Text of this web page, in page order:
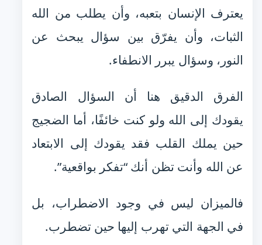
يعترف الإنسان بتعبه، وأن يطلب من الله
الثبات، وأن يفرّق بين سؤال يبحث عن
النور، وسؤال يبرر الانطفاء.
الفرق الدقيق هنا أن السؤال الصادق
يقودك إلى الله ولو كنت خائفًا، أما الضجيج
حين يملك القلب فقد يقودك إلى الابتعاد
عن الله وأنت تظن أنك “تفكر بواقعية”.
فالميزان ليس في وجود الاضطراب، بل
في الجهة التي تهرب إليها حين تضطرب.